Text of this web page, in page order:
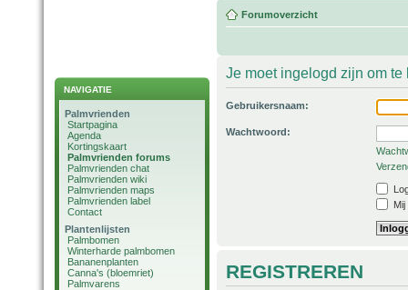
NAVIGATIE
Palmvrienden
Startpagina
Agenda
Kortingskaart
Palmvrienden forums
Palmvrienden chat
Palmvrienden wiki
Palmvrienden maps
Palmvrienden label
Contact
Plantenlijsten
Palmbomen
Winterharde palmbomen
Bananenplanten
Canna's (bloemriet)
Palmvarens
Forumoverzicht
Je moet ingelogd zijn om
Gebruikersnaam:
Wachtwoord:
REGISTREREN